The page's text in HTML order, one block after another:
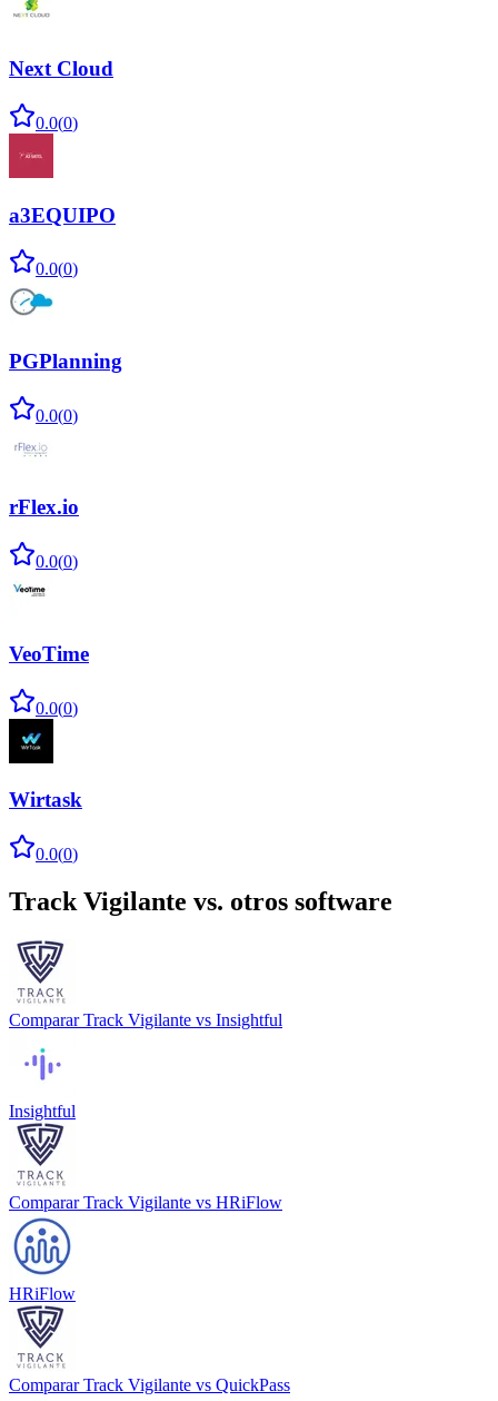
Next Cloud
0.0(0)
a3EQUIPO
0.0(0)
PGPlanning
0.0(0)
rFlex.io
0.0(0)
VeoTime
0.0(0)
Wirtask
0.0(0)
Track Vigilante vs. otros software
Comparar Track Vigilante vs Insightful
Insightful
Comparar Track Vigilante vs HRiFlow
HRiFlow
Comparar Track Vigilante vs QuickPass